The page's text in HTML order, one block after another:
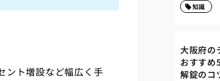
ント増設など幅広く手
知識
大阪府の
おすすめ
解錠のコ